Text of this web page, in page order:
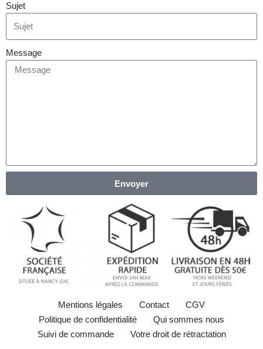
Sujet
Message
Envoyer
Mentions légales Contact
CGV
Politique de confidentialité
Qui sommes nous
Suivi de commande
Votre droit de rétractation